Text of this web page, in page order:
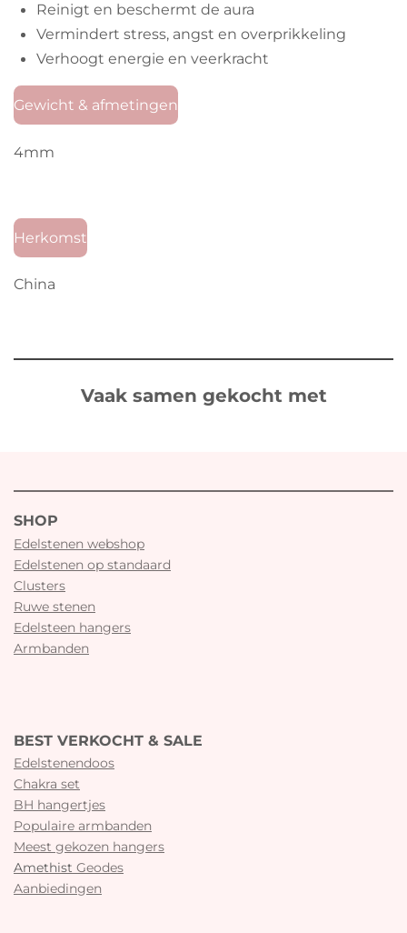
Reinigt en beschermt de aura
Vermindert stress, angst en overprikkeling
Verhoogt energie en veerkracht
Gewicht & afmetingen
4mm
Herkomst
China
Vaak samen gekocht met
SHOP
Edelstenen webshop
Edelstenen op standaard
Clusters
Ruwe stenen
Edelsteen hangers
Armbanden
BEST VERKOCHT & SALE
Edelstenendoos
Chakra set
BH hangertjes
Populaire armbanden
Meest gekozen hangers
Amethist Geodes
Aanbiedingen